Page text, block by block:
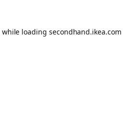
while loading secondhand.ikea.com